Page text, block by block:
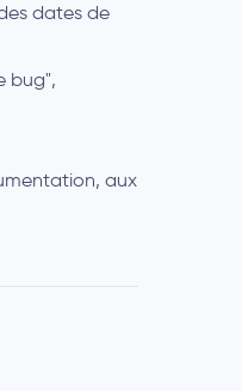
dates de
bug",
aux